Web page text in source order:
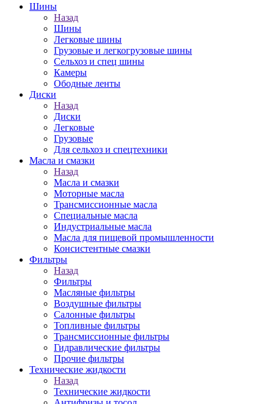
Шины
Назад
Шины
Легковые шины
Грузовые и легкогрузовые шины
Сельхоз и спец шины
Камеры
Ободные ленты
Диски
Назад
Диски
Легковые
Грузовые
Для сельхоз и спецтехники
Масла и смазки
Назад
Масла и смазки
Моторные масла
Трансмиссионные масла
Специальные масла
Индустриальные масла
Масла для пищевой промышленности
Консистентные смазки
Фильтры
Назад
Фильтры
Масляные фильтры
Воздушные фильтры
Салонные фильтры
Топливные фильтры
Трансмиссионные фильтры
Гидравлические фильтры
Прочие фильтры
Технические жидкости
Назад
Технические жидкости